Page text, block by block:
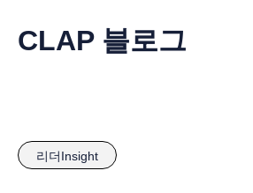
CLAP 블로그
리더Insight